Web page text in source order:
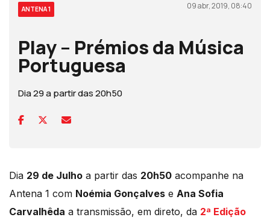
ANTENA 1 09 abr, 2019, 08:40
Play – Prémios da Música
Portuguesa
Dia 29 a partir das 20h50
Dia 29 de Julho a partir das 20h50 acompanhe na
Antena 1 com Noémia Gonçalves e Ana Sofia
Carvalhêda a transmissão, em direto, da 2ª Edição